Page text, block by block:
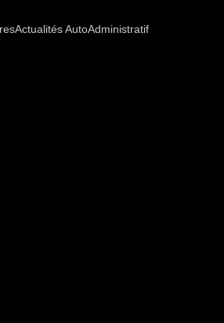
Actualités AutoAdministratif